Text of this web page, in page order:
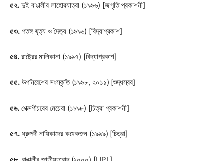
৫২. দুই বাঙালীর লাহোরযাত্রা (১৯৯৬) [জাগৃতি প্রকাশনী]
৫৩. পতঙ্গ ভৃত্য ও দৈত্য (১৯৯৬) [বিদ্যাপ্রকাশ]
৫৪. রাষ্ট্রের মালিকানা (১৯৯৭) [বিদ্যাপ্রকাশ]
৫৫. ঊপনিবেশের সংস্কৃতি (১৯৯৮, ২০১১) [শুদ্ধস্বর]
৫৬. শেক্সপীয়রের মেয়েরা (১৯৯৮) [চিত্রা প্রকাশনী]
৫৭. ধ্রুপদী নায়িকাদের কয়েকজন (১৯৯৯) [চিত্রা]